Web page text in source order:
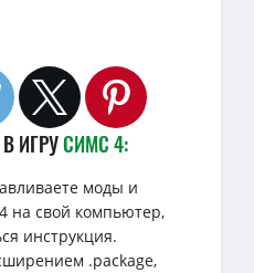
ИГРУСИМС 4:
моды и
на свой компьютер,
инструкция.
.package,